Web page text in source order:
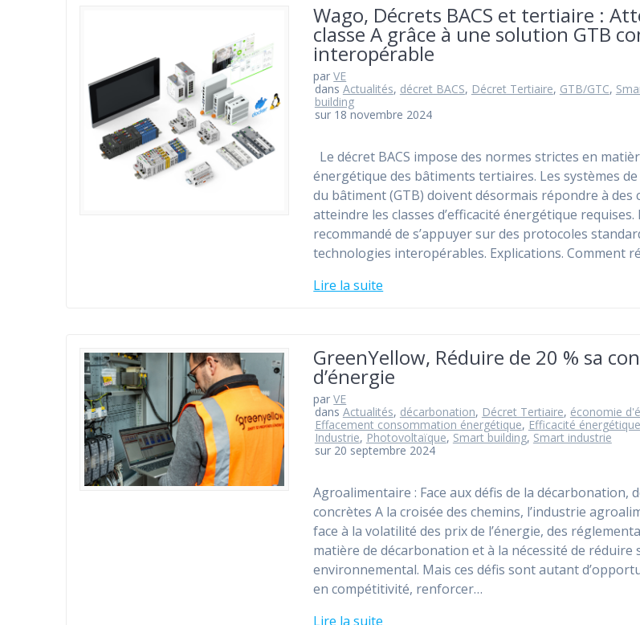
Wago, Décrets BACS et tertiaire :
classe A grâce à une solution GTB
interopérable
parVE
dans Actualités, décret BACS, Décret Tertiaire, GTB/GTC,
building
sur 18 novembre 2024
Le décret BACS impose des normes strictes en
énergétique des bâtiments tertiaires. Les systèmes
du bâtiment (GTB) doivent désormais répondre à
atteindre les classes d’efficacité énergétique
recommandé de s’appuyer sur des protocoles
technologies interopérables. Explications. Comment
Lire la suite
GreenYellow, Réduire de 20 % sa
d’énergie
parVE
dans Actualités, décarbonation, Décret Tertiaire, économie
Effacement consommation énergétique, Efficacité énergétique
Industrie, Photovoltaïque, Smart building, Smart industrie
sur 20 septembre 2024
Agroalimentaire : Face aux défis de la décarbonation,
concrètes A la croisée des chemins, l’industrie
face à la volatilité des prix de l’énergie, des
matière de décarbonation et à la nécessité de réduire
environnemental. Mais ces défis sont autant
en compétitivité, renforcer…
Lire la suite